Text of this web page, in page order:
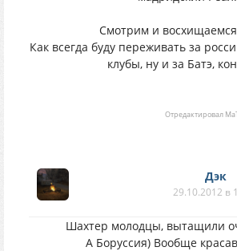
Смотрим и
Как всегда буду переживать за
клубы, ну и за Батэ,
Отредактировал
Дэк
29.10.2012 в
Шахтер молодцы, вытащили
А Боруссия) Вообще